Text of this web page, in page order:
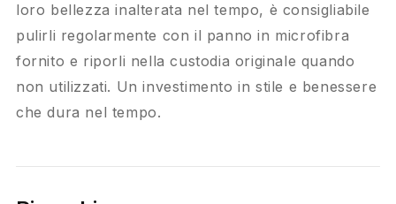
loro bellezza inalterata nel tempo, è consigliabile
pulirli regolarmente con il panno in microfibra
fornito e riporli nella custodia originale quando
non utilizzati. Un investimento in stile e benessere
che dura nel tempo.